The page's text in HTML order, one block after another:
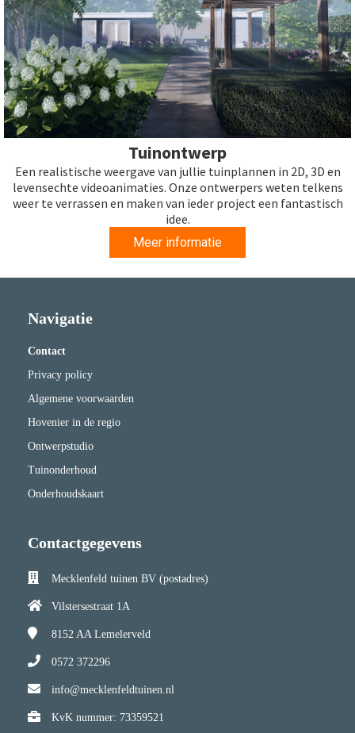
Tuinontwerp
Een realistische weergave van jullie tuinplannen in 2D, 3D en
levensechte videoanimaties. Onze ontwerpers weten telkens
weer te verrassen en maken van ieder project een fantastisch
idee.
Meer informatie
Navigatie
Contact
Privacy policy
Algemene voorwaarden
Hovenier in de regio
Ontwerpstudio
Tuinonderhoud
Onderhoudskaart
Contactgegevens
Mecklenfeld tuinen BV (postadres)
Vilstersestraat 1A
8152 AA Lemelerveld
0572 372296
info@mecklenfeldtuinen.nl
KvK nummer: 73359521